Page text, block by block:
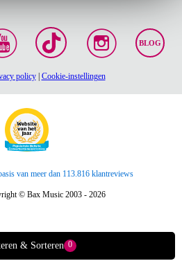
& Sorteren 0
BLOG
policy| Cookie-instellingen
van meer dan 113.816 klantreviews
© Bax Music 2003 - 2026